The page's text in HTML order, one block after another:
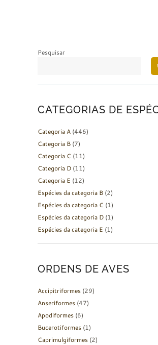
Pesquisar
CATEGORIAS DE
Categoria A (446)
Categoria B (7)
Categoria C (11)
Categoria D (11)
Categoria E (12)
Espécies da categoria B (2)
Espécies da categoria C (1)
Espécies da categoria D (1)
Espécies da categoria E (1)
ORDENS DE AVES
Accipitriformes (29)
Anseriformes (47)
Apodiformes (6)
Bucerotiformes (1)
Caprimulgiformes (2)